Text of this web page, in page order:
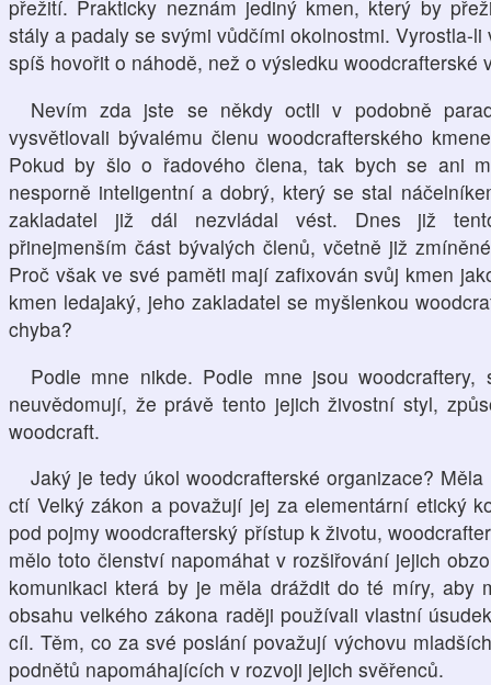
přežití. Prakticky neznám jediný kmen, který by
stály a padaly se svými vůdčími okolnostmi. Vyrostla-
spíš hovořit o náhodě, než o výsledku woodcrafterské
Nevím zda jste se někdy octli v podobně
vysvětlovali bývalému členu woodcrafterského
Pokud by šlo o řadového člena, tak bych se ani
nesporně inteligentní a dobrý, který se stal
zakladatel již dál nezvládal vést. Dnes již
přinejmenším část bývalých členů, včetně již
Proč však ve své paměti mají zafixován svůj kmen
kmen ledajaký, jeho zakladatel se myšlenkou
chyba?
Podle mne nikde. Podle mne jsou
neuvědomují, že právě tento jejich živostní styl,
woodcraft.
Jaký je tedy úkol woodcrafterské organizace?
ctí Velký zákon a považují jej za elementární etický
pod pojmy woodcrafterský přístup k životu,
mělo toto členství napomáhat v rozšiřování jejich
komunikaci která by je měla dráždit do té míry, aby
obsahu velkého zákona raději používali vlastní
cíl. Těm, co za své poslání považují výchovu
podnětů napomáhajících v rozvoji jejich svěřenců.